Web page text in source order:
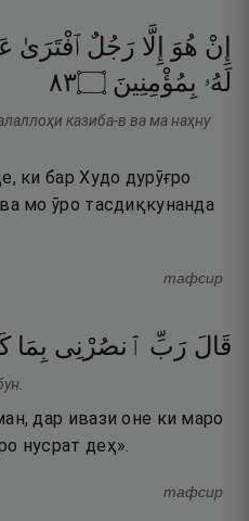
إِنْ هُوَ إِلَّا رَجُلٌ ٱفْتَرَىٰ
لَهُۥ بِمُؤْمِنِينَ ۝٣٨
казиба-в ва ма наҳну
ки бар Худо дурӯғро
мо ӯро тасдиқкунанда
тафсир
قَالَ رَبِّ ٱنصُرْنِى بِمَا
дар ивази оне ки маро
нусрат деҳ».
тафсир